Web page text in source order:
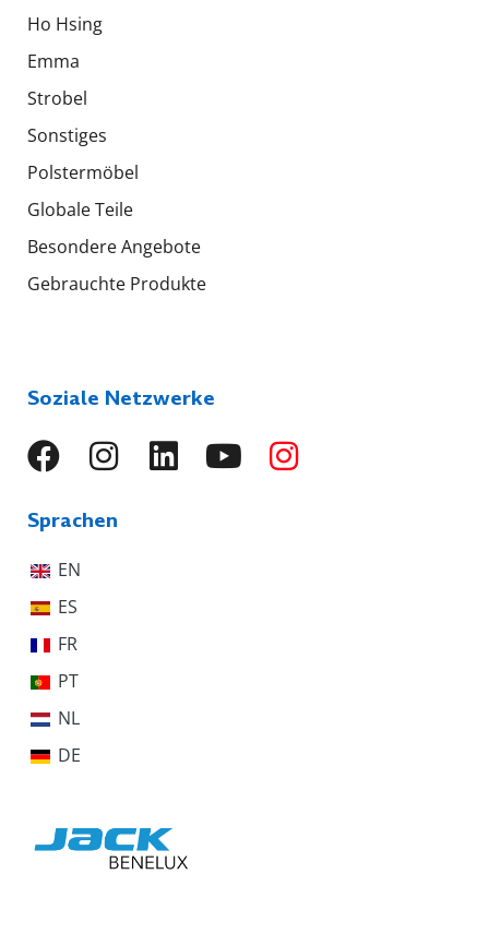
Ho Hsing
Emma
Strobel
Sonstiges
Polstermöbel
Globale Teile
Besondere Angebote
Gebrauchte Produkte
Soziale Netzwerke
Sprachen
EN
ES
FR
PT
NL
DE